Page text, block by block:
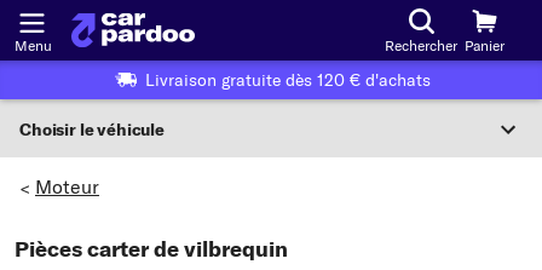
Menu Rechercher Panier
Livraison gratuite dès 120 € d'achats
Choisir le véhicule
> Moteur
Pièces carter de vilbrequin